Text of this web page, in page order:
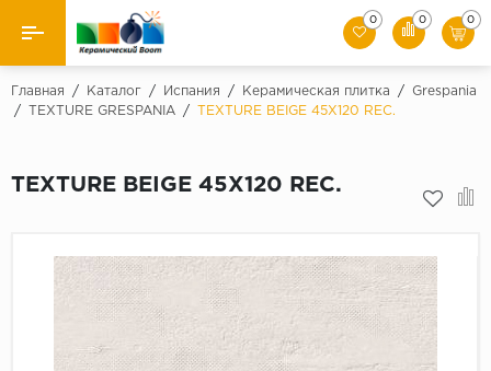
Назад
Керамическая плитка
Искусственный камень
0 0 0
Главная / Каталог / Испания / Керамическая плитка /
Grespania
/
TEXTURE GRESPANIA / TEXTURE BEIGE 45X120 REC.
TEXTURE BEIGE 45X120 REC.